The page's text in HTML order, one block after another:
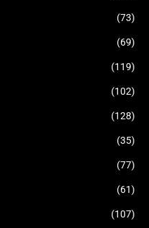
(73)
(69)
(119)
(102)
(128)
(35)
(77)
(61)
(107)